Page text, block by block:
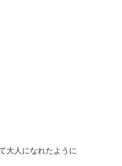
大人になれたように